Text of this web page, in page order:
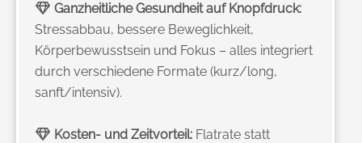
Ganzheitliche Gesundheit auf Knopfdruck:
Stressabbau, bessere Beweglichkeit,
Körperbewusstsein und Fokus – alles integriert
durch verschiedene Formate (kurz/long,
sanft/intensiv).
Kosten- und Zeitvorteil: Flatrate statt